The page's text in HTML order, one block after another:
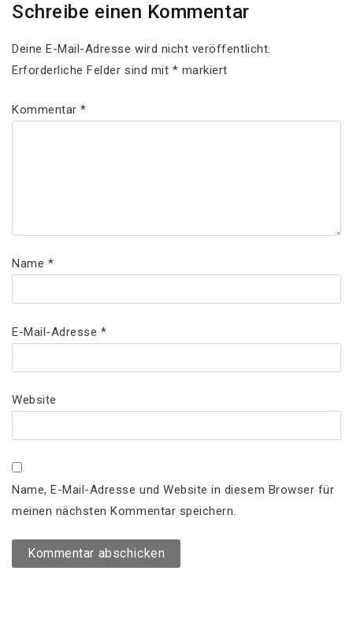
Schreibe einen Kommentar
Deine E-Mail-Adresse wird nicht veröffentlicht.
Erforderliche Felder sind mit * markiert
Kommentar*
Name *
E-Mail-Adresse *
Website
Name, E-Mail-Adresse und Website in diesem Browser für
meinen nächsten Kommentar speichern.